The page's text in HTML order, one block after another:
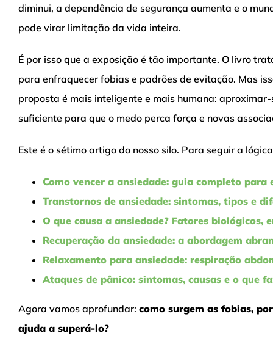
diminui, a dependência de segurança aumenta e o
pode virar limitação da vida inteira.
É por isso que a exposição é tão importante. O livro
para enfraquecer fobias e padrões de evitação. Mas
proposta é mais inteligente e mais humana:
suficiente para que o medo perca força e novas
Este é o sétimo artigo do nosso silo. Para seguir a
Como vencer a ansiedade: guia completo
Transtornos de ansiedade: sintomas, tipos e
O que causa a ansiedade? Fatores biológicos,
Recuperação da ansiedade: a abordagem
Relaxamento para ansiedade: respiração
Ataques de pânico: sintomas, causas e o que
Agora vamos aprofundar: como surgem as fobias,
ajuda a superá-lo?